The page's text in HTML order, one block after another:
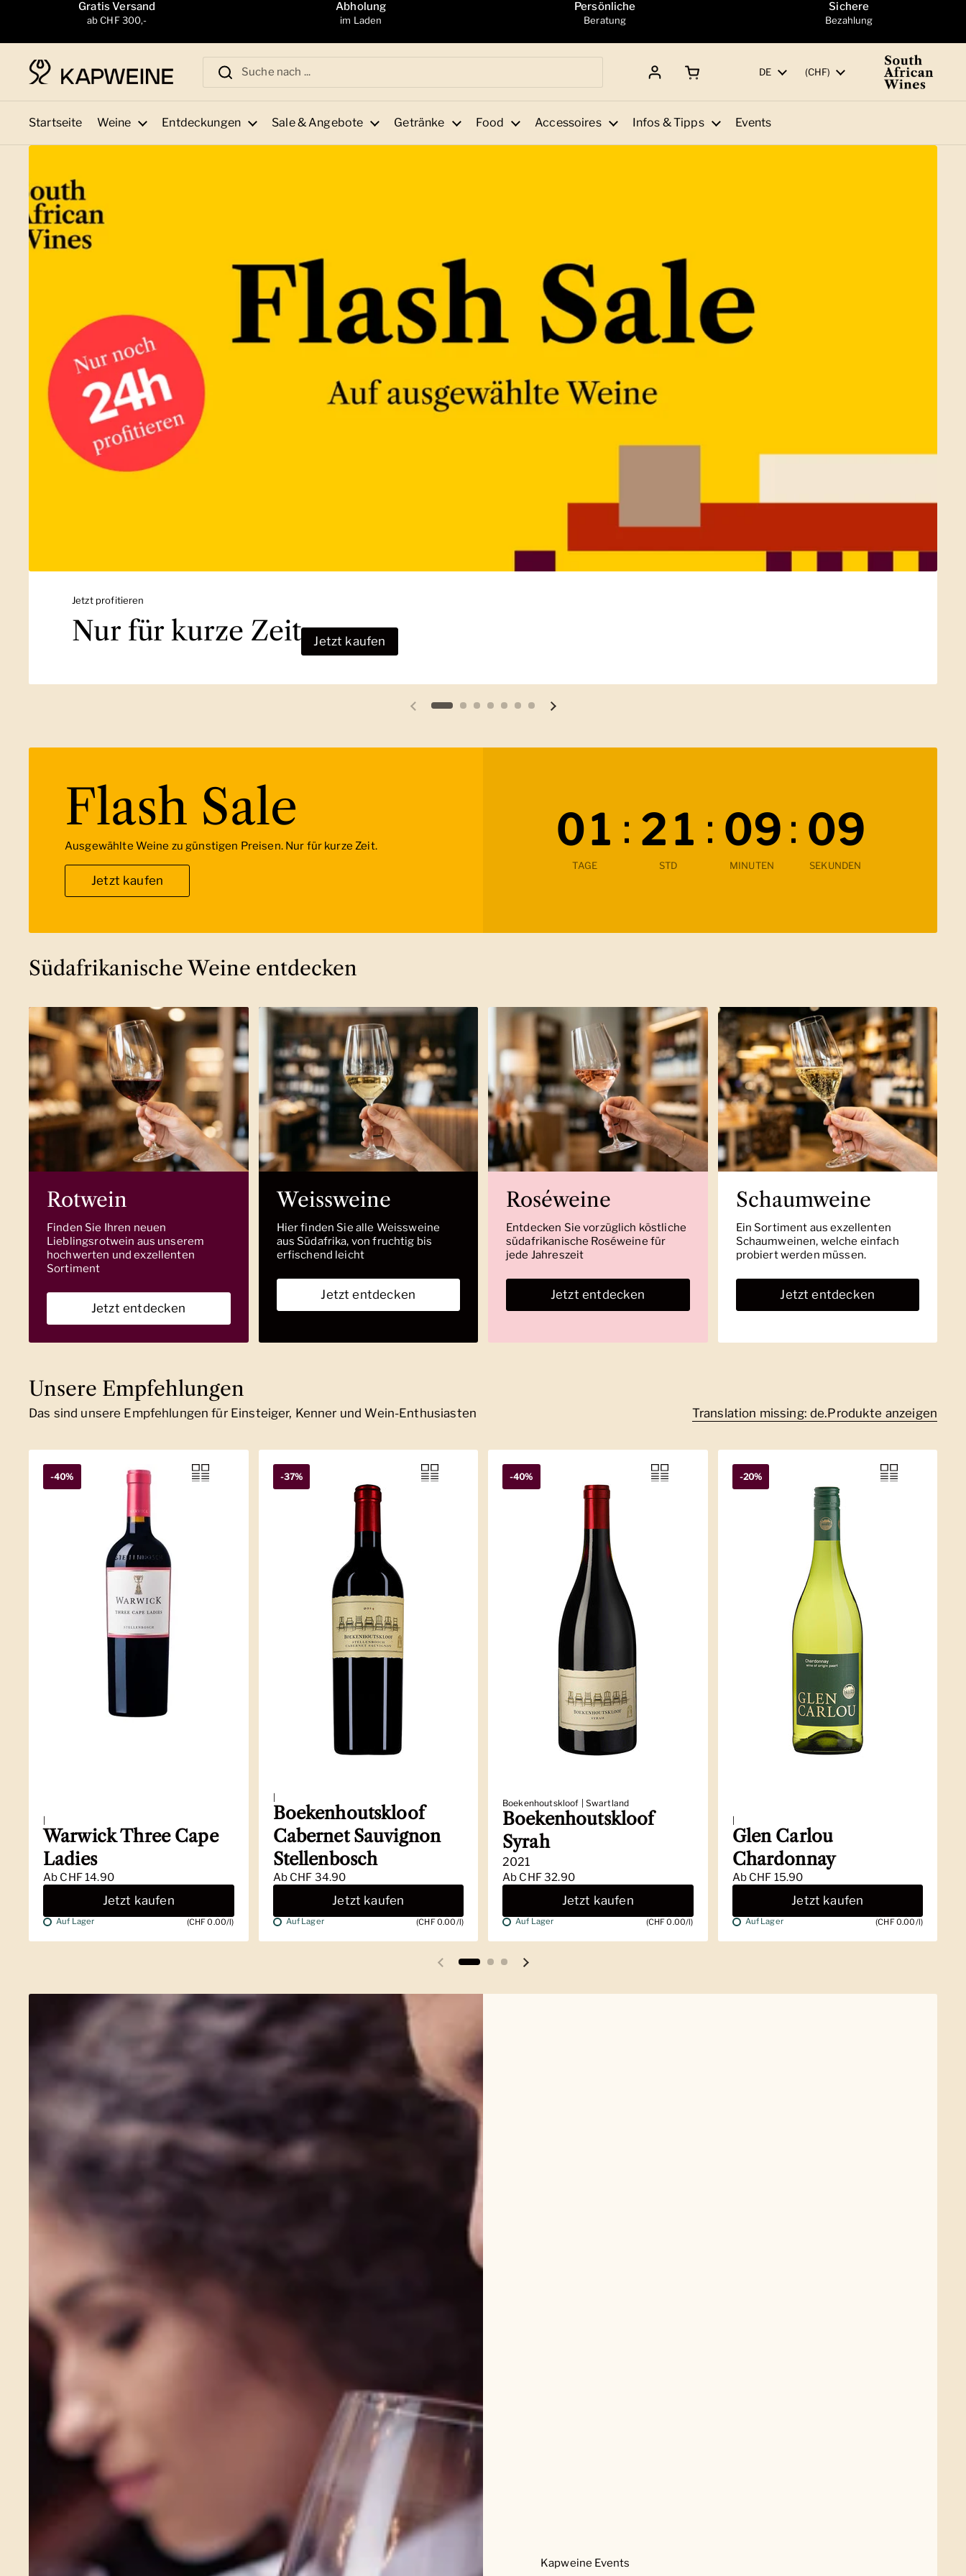
Zum Inhalt springenGratis Versand
ab CHF 300,-
Abholung
im Laden
Persönliche
Beratung
Sichere
Bezahlung
Sprache
DE Land/Region
(CHF)
Startseite Weine Entdeckungen Sale & Angebote Getränke Food Accessoires Infos & Tipps Events
Jetzt profitieren
Nur für kurze Zeit Jetzt kaufen
Vorherige Folie Nächste Folie
Verbleibende Zeit
01
TAGE
: 21
STD
: 09
MINUTEN
: 07
SEKUNDEN
Flash Sale
Ausgewählte Weine zu günstigen Preisen. Nur für kurze Zeit.
Jetzt kaufen
Südafrikanische Weine entdecken
Rotwein
Finden Sie Ihren neuen
Lieblingsrotwein aus unserem
hochwerten und exzellenten
Sortiment
Jetzt entdecken
Weissweine
Hier finden Sie alle Weissweine
aus Südafrika, von fruchtig bis
erfischend leicht
Jetzt entdecken
Roséweine
Entdecken Sie vorzüglich köstliche
südafrikanische Roséweine für
jede Jahreszeit
Jetzt entdecken
Schaumweine
Ein Sortiment aus exzellenten
Schaumweinen, welche einfach
probiert werden müssen.
Jetzt entdecken
Unsere Empfehlungen
Das sind unsere Empfehlungen für Einsteiger, Kenner und Wein-Enthusiasten Translation missing: de.Produkte anzeigen
Warwick Three Cape
Ladies
Ab CHF 14.90
Jetzt kaufen
Auf Lager (CHF 0.00/l)
-40%
Boekenhoutskloof
Cabernet Sauvignon
Stellenbosch
Ab CHF 34.90
Jetzt kaufen
Auf Lager (CHF 0.00/l)
-37%
Boekenhoutskloof | Swartland
Boekenhoutskloof
Syrah
2021
Ab CHF 32.90
Jetzt kaufen
Auf Lager (CHF 0.00/l)
-40%
Glen Carlou
Chardonnay
Ab CHF 15.90
Jetzt kaufen
Auf Lager (CHF 0.00/l)
-20%
Vorherige Folie Nächste Folie
Kapweine Events